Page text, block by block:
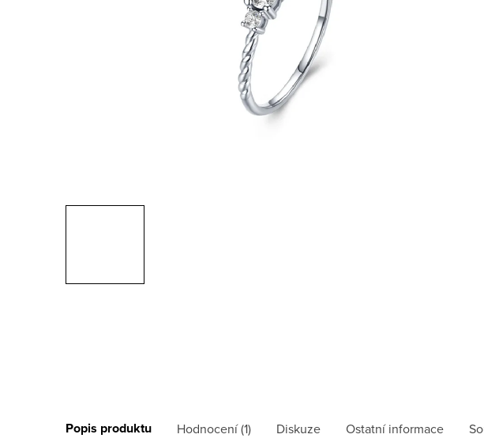
Popis produktu Hodnocení (1) Diskuze Ostatní informace